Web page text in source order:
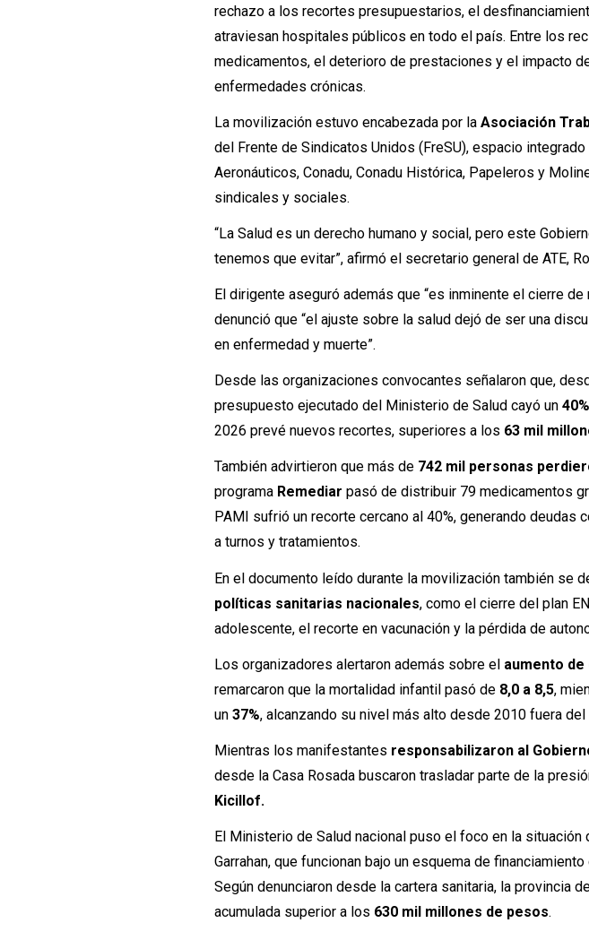
rechazo a los recortes presupuestarios, el
atraviesan hospitales públicos en todo el país. Entre los
medicamentos, el deterioro de prestaciones y el impacto
enfermedades crónicas.
La movilización estuvo encabezada por laAsociación
del Frente de Sindicatos Unidos (FreSU), espacio
Aeronáuticos, Conadu, Conadu Histórica, Papeleros y
sindicales y sociales.
“La Salud es un derecho humano y social, pero este
tenemos que evitar”, afirmó el secretario general de ATE,
El dirigente aseguró además que “es inminente el cierre
denunció que “el ajuste sobre la salud dejó de ser una
en enfermedad y muerte”.
Desde las organizaciones convocantes señalaron que,
presupuesto ejecutado del Ministerio de Salud cayó un
2026 prevé nuevos recortes, superiores a los 63 mil
También advirtieron que más de 742 mil personas
programa Remediar pasó de distribuir 79 medicamentos
PAMI sufrió un recorte cercano al 40%, generando
a turnos y tratamientos.
En el documento leído durante la movilización también se
políticas sanitarias nacionales, como el cierre del plan
adolescente, el recorte en vacunación y la pérdida de
Los organizadores alertaron además sobre el aumento
remarcaron que la mortalidad infantil pasó de 8,0 a 8,5,
un37%, alcanzando su nivel más alto desde 2010 fuera
Mientras los manifestantes responsabilizaron al
desde la Casa Rosada buscaron trasladar parte de la
Kicillof.
El Ministerio de Salud nacional puso el foco en la
Garrahan, que funcionan bajo un esquema de
Según denunciaron desde la cartera sanitaria, la provincia
acumulada superior a los 630 mil millones de pesos.